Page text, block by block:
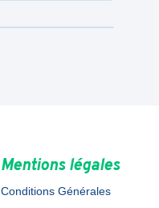
Mentions légales
Conditions Générales